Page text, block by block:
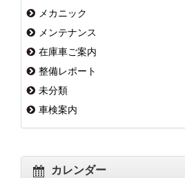
メカニック
メンテナンス
在庫車ご案内
整備レポート
未分類
車検案内
カレンダー